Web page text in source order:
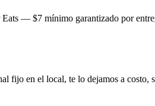
— $7 mínimo garantizado por
fijo en el local, te lo dejamos a costo,